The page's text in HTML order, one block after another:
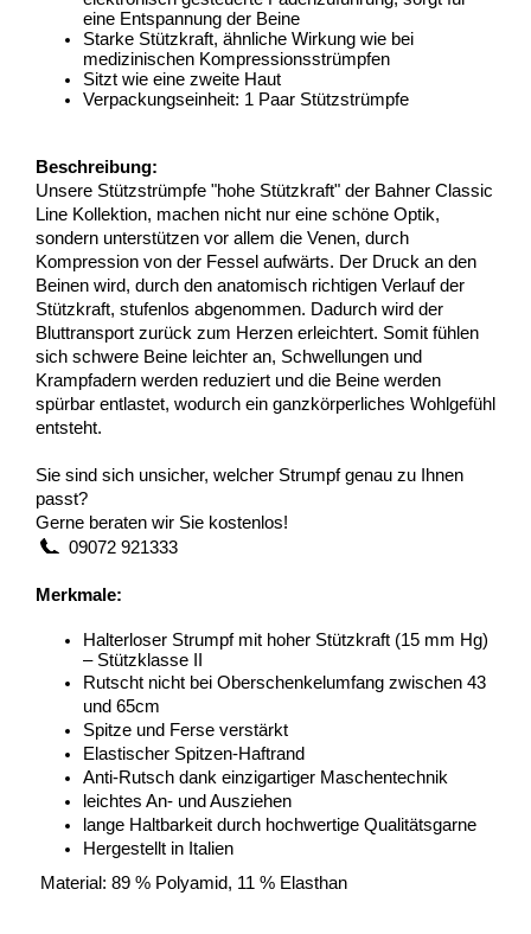
eine Entspannung der Beine
Starke Stützkraft, ähnliche Wirkung wie bei
medizinischen Kompressionsstrümpfen
Sitzt wie eine zweite Haut
Verpackungseinheit: 1 Paar Stützstrümpfe
Beschreibung:
Unsere Stützstrümpfe "hohe Stützkraft" der Bahner Classic
Line Kollektion, machen nicht nur eine schöne Optik,
sondern unterstützen vor allem die Venen, durch
Kompression von der Fessel aufwärts. Der Druck an den
Beinen wird, durch den anatomisch richtigen Verlauf der
Stützkraft, stufenlos abgenommen. Dadurch wird der
Bluttransport zurück zum Herzen erleichtert. Somit fühlen
sich schwere Beine leichter an, Schwellungen und
Krampfadern werden reduziert und die Beine werden
spürbar entlastet, wodurch ein ganzkörperliches Wohlgefühl
entsteht.
Sie sind sich unsicher, welcher Strumpf genau zu Ihnen
passt?
Gerne beraten wir Sie kostenlos!
09072 921333
Merkmale:
Halterloser Strumpf mit hoher Stützkraft (15 mm Hg)
– Stützklasse II
Rutscht nicht bei Oberschenkelumfang zwischen 43
und 65cm
Spitze und Ferse verstärkt
Elastischer Spitzen-Haftrand
Anti-Rutsch dank einzigartiger Maschentechnik
leichtes An- und Ausziehen
lange Haltbarkeit durch hochwertige Qualitätsgarne
Hergestellt in Italien
Material: 89 % Polyamid, 11 % Elasthan